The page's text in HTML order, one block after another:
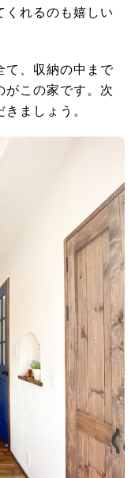
くれるのも嬉しい
て、収納の中まで
がこの家です。次
ましょう。